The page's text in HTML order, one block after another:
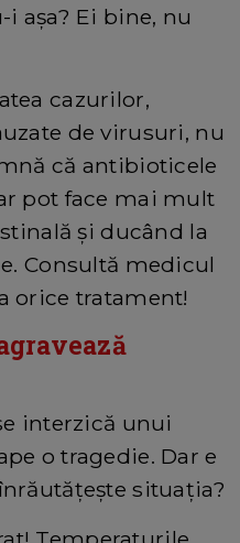
i așa? Ei bine, nu
cazurilor,
de virusuri, nu
că antibioticele
pot face mai mult
și ducând la
Consultă medicul
orice tratament!
interzică unui
o tragedie. Dar e
situația?